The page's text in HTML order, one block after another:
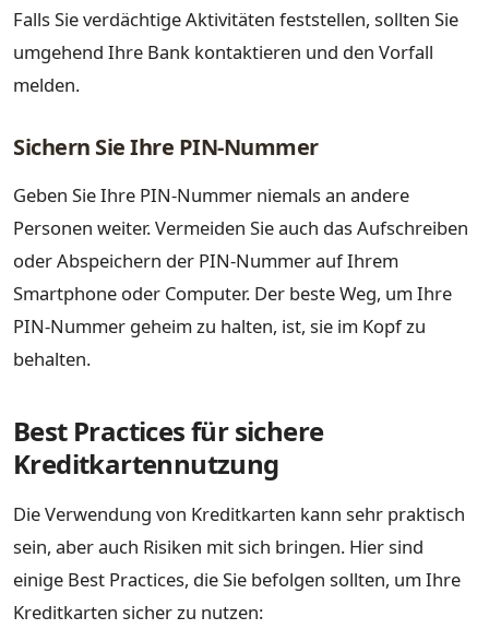
Falls Sie verdächtige Aktivitäten feststellen, sollten Sie
umgehend Ihre Bank kontaktieren und den Vorfall
melden.
Sichern Sie Ihre PIN-Nummer
Geben Sie Ihre PIN-Nummer niemals an andere
Personen weiter. Vermeiden Sie auch das Aufschreiben
oder Abspeichern der PIN-Nummer auf Ihrem
Smartphone oder Computer. Der beste Weg, um Ihre
PIN-Nummer geheim zu halten, ist, sie im Kopf zu
behalten.
Best Practices für sichere
Kreditkartennutzung
Die Verwendung von Kreditkarten kann sehr praktisch
sein, aber auch Risiken mit sich bringen. Hier sind
einige Best Practices, die Sie befolgen sollten, um Ihre
Kreditkarten sicher zu nutzen: